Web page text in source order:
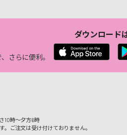
さらに便利。
ダウンロード
10時～夕方6時
ご注文は受け付けておりません。